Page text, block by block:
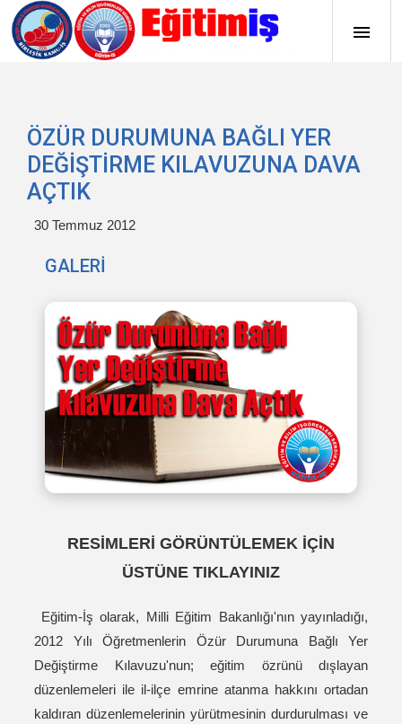
ÖZÜR DURUMUNA BAĞLI YER
DEĞİŞTİRME KILAVUZUNA DAVA
AÇTIK
30 Temmuz 2012
GALERİ
RESİMLERİ GÖRÜNTÜLEMEK İÇİN
ÜSTÜNE TIKLAYINIZ
Eğitim-İş olarak, Milli Eğitim Bakanlığı'nın yayınladığı,
2012 Yılı Öğretmenlerin Özür Durumuna Bağlı Yer
Değiştirme Kılavuzu'nun; eğitim özrünü dışlayan
düzenlemeleri ile il-ilçe emrine atanma hakkını ortadan
kaldıran düzenlemelerinin yürütmesinin durdurulması ve